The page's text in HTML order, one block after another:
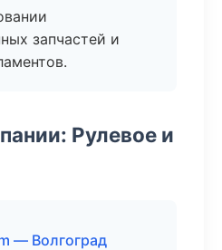
запчастей и
Рулевое и
— Волгоград